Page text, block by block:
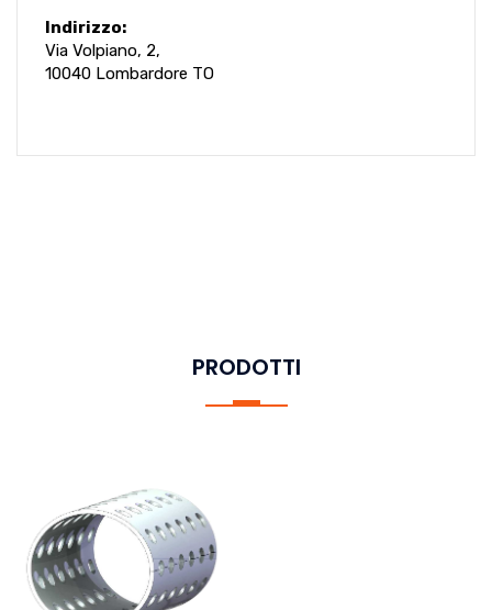
Indirizzo:
Via Volpiano, 2,
10040 Lombardore TO
PRODOTTI